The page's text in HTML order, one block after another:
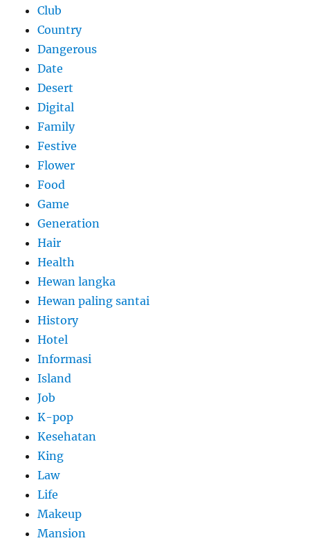
Club
Country
Dangerous
Date
Desert
Digital
Family
Festive
Flower
Food
Game
Generation
Hair
Health
Hewan langka
Hewan paling santai
History
Hotel
Informasi
Island
Job
K-pop
Kesehatan
King
Law
Life
Makeup
Mansion